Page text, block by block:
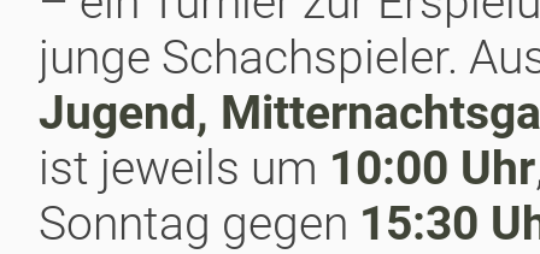
junge Schachspieler.
Jugend,
ist jeweils um 10:00 Uhr
Sonntag gegen 15:30